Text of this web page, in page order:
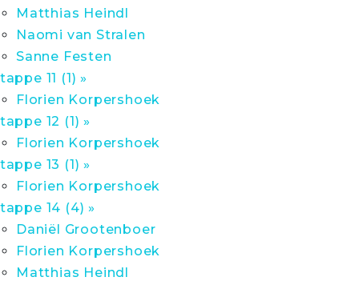
Matthias Heindl
Naomi van Stralen
Sanne Festen
11 (1) »
Florien Korpershoek
12 (1) »
Florien Korpershoek
13 (1) »
Florien Korpershoek
14 (4) »
Daniël Grootenboer
Florien Korpershoek
Matthias Heindl